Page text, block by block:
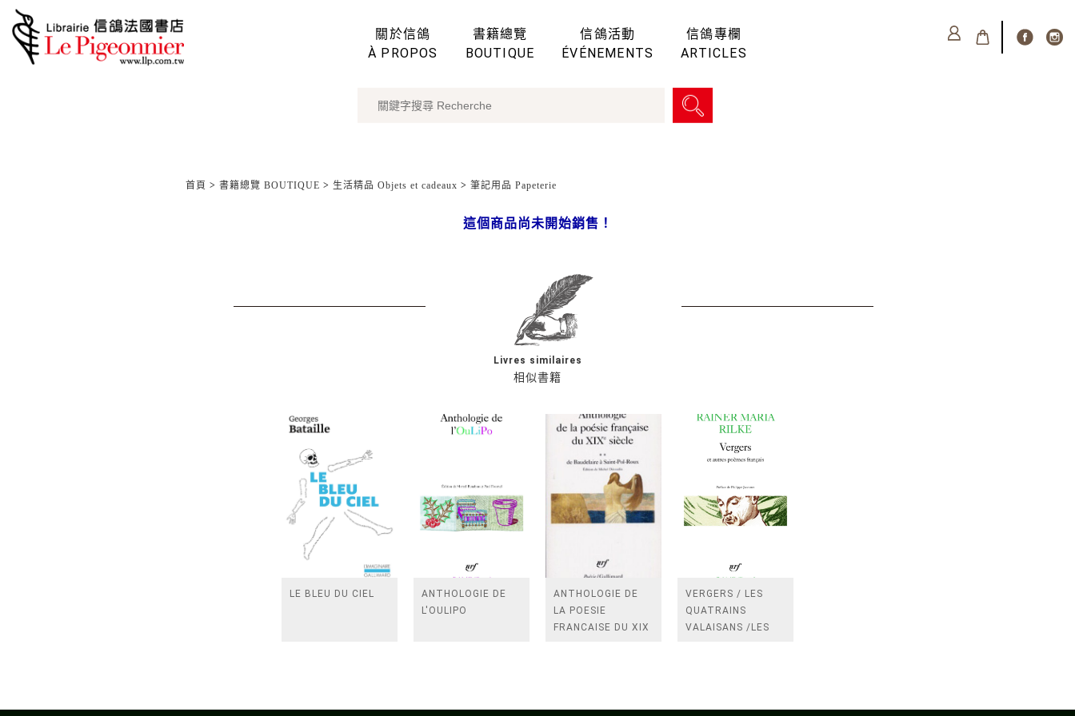
關於信鴿
À PROPOS
書籍總覽
BOUTIQUE
信鴿活動
ÉVÉNEMENTS
信鴿專欄
ARTICLES
首頁 > 書籍總覽 BOUTIQUE > 生活精品 Objets et cadeaux > 筆記用品 Papeterie
這個商品尚未開始銷售！
相似書籍
Livres similaires
LE BLEU DU CIEL
ANTHOLOGIE DE
L'OULIPO
ANTHOLOGIE DE
LA POESIE
FRANCAISE DU XIX
VERGERS / LES
QUATRAINS
VALAISANS /LES